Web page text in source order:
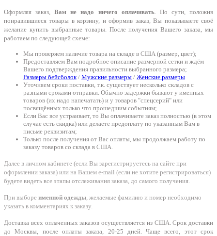
Оформляя заказ,Вам не надо ничего оплачивать. По сути, положив
понравившиеся товары в корзину, и оформив заказ, Вы показываете своё
желание купить выбранные товары. После получения Вашего заказа, мы
работаем по следующей схеме:
Мы проверяем наличие товара на складе в США (размер, цвет);
Предоставляем Вам подробное описание размерной сетки и ждём
Вашего подтверждения правильности выбранного размера;
Размеры бейсболок/ Мужские размеры / Женские размеры
Уточняем сроки поставки, т.к. существует несколько складов с
разными сроками отправки. Обычно задержки бывают у именных
товаров (их надо напечатать) и у товаров "спецсерий" или
посвящённых только что прошедшим событиям;
Если Вас все устраивает, то Вы оплачиваете заказ полностью (в этом
случае есть скидка) или делаете предоплату по указанным Вам в
письме реквизитам;
Только после получения от Вас оплаты, мы продолжаем работу по
заказу товаров со склада в США.
Далее в личном кабинете (если Вы зарегистрируетесь на сайте при
оформлении заказа) или на Вашем e-mail (если не хотите регистрироваться)
будете видеть все этапы отслеживания заказа, до самого получения.
При выборе именной одежды, желаемые фамилию и номер необходимо
указать в комментариях к заказу.
Доставка всех оплаченных заказов осуществляется из США. Срок доставки
до Москвы, после оплаты заказа, 20-25 дней. Чаще всего, этот срок